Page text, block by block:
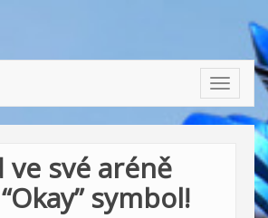
Toggle
ve své aréně
symbol!